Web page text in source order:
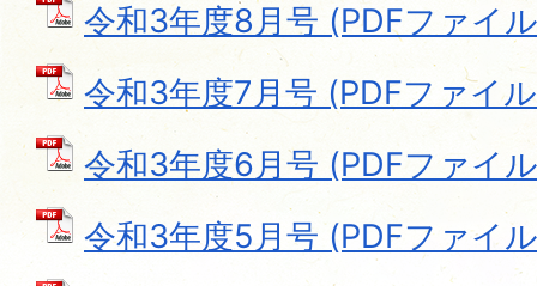
令和3年度8月号 (PDFファイ
令和3年度7月号 (PDFファイ
令和3年度6月号 (PDFファイ
令和3年度5月号 (PDFファイ